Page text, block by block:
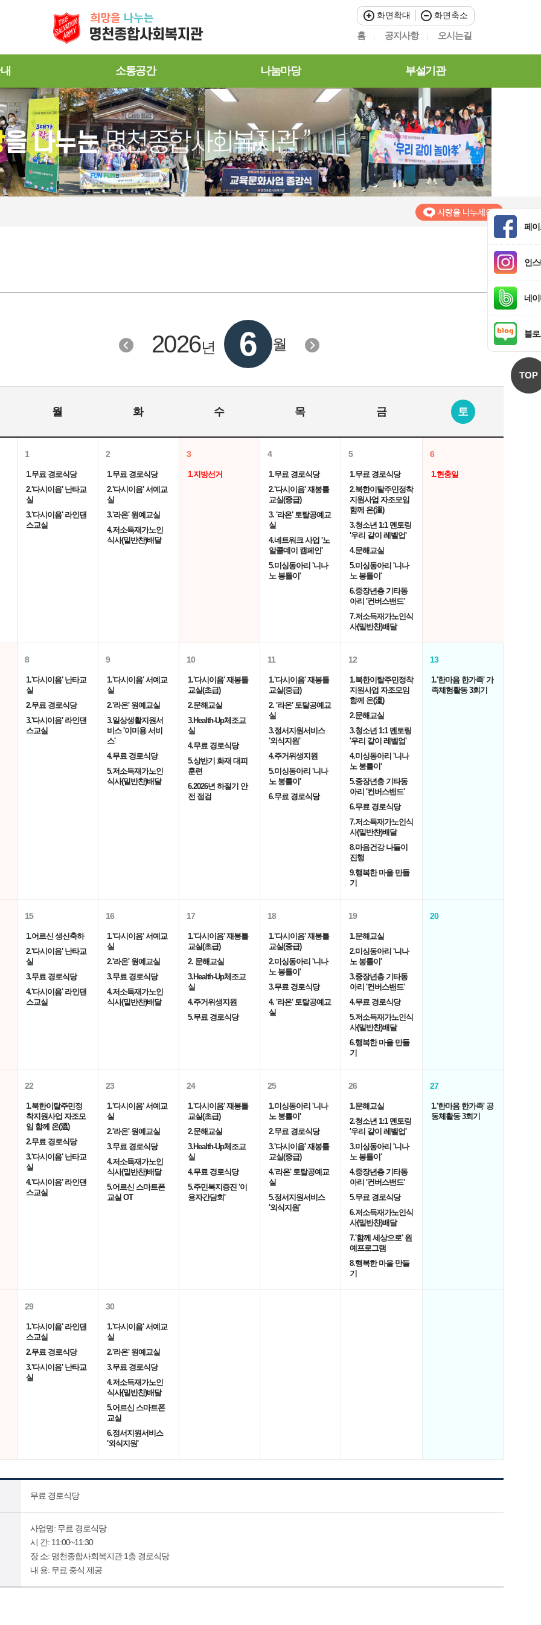
화면확대 화면축소
홈 공지사항 오시는길
소통공간 나눔마당 부설기관
페
인
네
블
TOP
2026년 6 월
월 화 수 목 금 토
1
1.무료 경로식당
2.'다시이음' 난타교
실
3.'다시이음' 라인댄
스교실
2
1.무료 경로식당
2.'다시이음' 서예교
실
3.'라온' 원예교실
4.저소득재가노인
식사(밑반찬)배달
3
1.지방선거
4
1.무료 경로식당
2.'다시이음' 재봉틀
교실(중급)
3. '라온' 토탈공예교
실
4.네트워크 사업 '노
알콜데이 캠페인'
5.미싱동아리 '니나
노 봉틀이'
5
1.무료 경로식당
2.북한이탈주민정착
지원사업 자조모임
함께 온(溫)
3.청소년 1:1 멘토링
'우리 같이 레벨업'
4.문해교실
5.미싱동아리 '니나
노 봉틀이'
6.중장년층 기타동
아리 '컨버스밴드'
7.저소득재가노인식
사(밑반찬)배달
6
1.현충일
8
1.'다시이음' 난타교
실
2.무료 경로식당
3.'다시이음' 라인댄
스교실
9
1.'다시이음' 서예교
실
2.'라온' 원예교실
3.일상생활지원서
비스 '이미용 서비
스'
4.무료 경로식당
5.저소득재가노인
식사(밑반찬)배달
10
1.'다시이음' 재봉틀
교실(초급)
2.문해교실
3.Health-Up체조교
실
4.무료 경로식당
5.상반기 화재 대피
훈련
6.2026년 하절기 안
전 점검
11
1.'다시이음' 재봉틀
교실(중급)
2. '라온' 토탈공예교
실
3.정서지원서비스
'외식지원'
4.주거위생지원
5.미싱동아리 '니나
노 봉틀이'
6.무료 경로식당
12
1.북한이탈주민정착
지원사업 자조모임
함께 온(溫)
2.문해교실
3.청소년 1:1 멘토링
'우리 같이 레벨업'
4.미싱동아리 '니나
노 봉틀이'
5.중장년층 기타동
아리 '컨버스밴드'
6.무료 경로식당
7.저소득재가노인식
사(밑반찬)배달
8.마음건강 나들이
진행
9.행복한 마을 만들
기
13
1.'한마음 한가족' 가
족체험활동 3회기
15
1.어르신 생신축하
2.'다시이음' 난타교
실
3.무료 경로식당
4.'다시이음' 라인댄
스교실
16
1.'다시이음' 서예교
실
2.'라온' 원예교실
3.무료 경로식당
4.저소득재가노인
식사(밑반찬)배달
17
1.'다시이음' 재봉틀
교실(초급)
2. 문해교실
3.Health-Up체조교
실
4.주거위생지원
5.무료 경로식당
18
1.'다시이음' 재봉틀
교실(중급)
2.미싱동아리 '니나
노 봉틀이'
3.무료 경로식당
4. '라온' 토탈공예교
실
19
1.문해교실
2.미싱동아리 '니나
노 봉틀이'
3.중장년층 기타동
아리 '컨버스밴드'
4.무료 경로식당
5.저소득재가노인식
사(밑반찬)배달
6.행복한 마을 만들
기
20
22
1.북한이탈주민정
착지원사업 자조모
임 함께 온(溫)
2.무료 경로식당
3.'다시이음' 난타교
실
4.'다시이음' 라인댄
스교실
23
1.'다시이음' 서예교
실
2.'라온' 원예교실
3.무료 경로식당
4.저소득재가노인
식사(밑반찬)배달
5.어르신 스마트폰
교실 OT
24
1.'다시이음' 재봉틀
교실(초급)
2.문해교실
3.Health-Up체조교
실
4.무료 경로식당
5.주민복지증진 '이
용자간담회'
25
1.미싱동아리 '니나
노 봉틀이'
2.무료 경로식당
3.'다시이음' 재봉틀
교실(중급)
4.'라온' 토탈공예교
실
5.정서지원서비스
'외식지원'
26
1.문해교실
2.청소년 1:1 멘토링
'우리 같이 레벨업'
3.미싱동아리 '니나
노 봉틀이'
4.중장년층 기타동
아리 '컨버스밴드'
5.무료 경로식당
6.저소득재가노인식
사(밑반찬)배달
7.'함께 세상으로' 원
예프로그램
8.행복한 마을 만들
기
27
1.'한마음 한가족' 공
동체활동 3회기
29
1.'다시이음' 라인댄
스교실
2.무료 경로식당
3.'다시이음' 난타교
실
30
1.'다시이음' 서예교
실
2.'라온' 원예교실
3.무료 경로식당
4.저소득재가노인
식사(밑반찬)배달
5.어르신 스마트폰
교실
6.정서지원서비스
'외식지원'
무료 경로식당
사업명: 무료 경로식당
시 간: 11:00~11:30
장 소: 명천종합사회복지관 1층 경로식당
내 용: 무료 중식 제공